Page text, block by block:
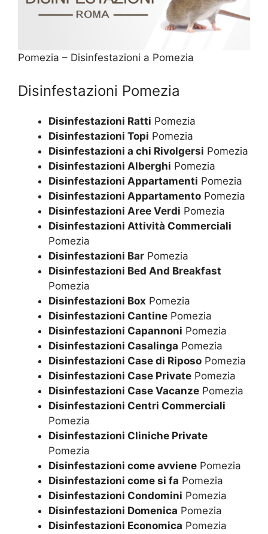
Pomezia – Disinfestazioni a Pomezia
Disinfestazioni Pomezia
Disinfestazioni Ratti Pomezia
Disinfestazioni Topi Pomezia
Disinfestazioni a chi Rivolgersi Pomezia
Disinfestazioni Alberghi Pomezia
Disinfestazioni Appartamenti Pomezia
Disinfestazioni Appartamento Pomezia
Disinfestazioni Aree Verdi Pomezia
Disinfestazioni Attività Commerciali
Pomezia
Disinfestazioni Bar Pomezia
Disinfestazioni Bed And Breakfast
Pomezia
Disinfestazioni Box Pomezia
Disinfestazioni Cantine Pomezia
Disinfestazioni Capannoni Pomezia
Disinfestazioni Casalinga Pomezia
Disinfestazioni Case di Riposo Pomezia
Disinfestazioni Case Private Pomezia
Disinfestazioni Case Vacanze Pomezia
Disinfestazioni Centri Commerciali
Pomezia
Disinfestazioni Cliniche Private
Pomezia
Disinfestazioni come avviene Pomezia
Disinfestazioni come si fa Pomezia
Disinfestazioni Condomini Pomezia
Disinfestazioni Domenica Pomezia
Disinfestazioni Economica Pomezia